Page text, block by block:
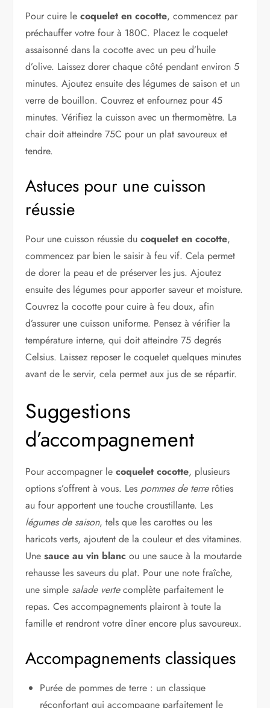
Pour cuire lecoquelet en cocotte, commencez par
préchauffer votre four à 180C. Placez le coquelet
assaisonné dans la cocotte avec un peu d’huile
d’olive. Laissez dorer chaque côté pendant environ 5
minutes. Ajoutez ensuite des légumes de saison et un
verre de bouillon. Couvrez et enfournez pour 45
minutes. Vérifiez la cuisson avec un thermomètre. La
chair doit atteindre 75C pour un plat savoureux et
tendre.
Astuces pour une cuisson
réussie
Pour une cuisson réussie ducoquelet en cocotte,
commencez par bien le saisir à feu vif. Cela permet
de dorer la peau et de préserver les jus. Ajoutez
ensuite des légumes pour apporter saveur et moisture.
Couvrez la cocotte pour cuire à feu doux, afin
d’assurer une cuisson uniforme. Pensez à vérifier la
température interne, qui doit atteindre 75 degrés
Celsius. Laissez reposer le coquelet quelques minutes
avant de le servir, cela permet aux jus de se répartir.
Suggestions
d’accompagnement
Pour accompagner lecoquelet cocotte, plusieurs
options s’offrent à vous. Les pommes de terrerôties
au four apportent une touche croustillante. Les
légumes de saison, tels que les carottes ou les
haricots verts, ajoutent de la couleur et des vitamines.
Unesauce au vin blanc ou une sauce à la moutarde
rehausse les saveurs du plat. Pour une note fraîche,
une simple salade vertecomplète parfaitement le
repas. Ces accompagnements plairont à toute la
famille et rendront votre dîner encore plus savoureux.
Accompagnements classiques
Purée de pommes de terre : un classique
réconfortant qui accompagne parfaitement le